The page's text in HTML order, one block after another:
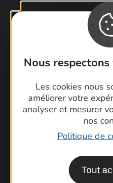
Nous
Les cookies nous
améliorer votre
analyser et mesurer
nos
Politique de
Tout
Foire